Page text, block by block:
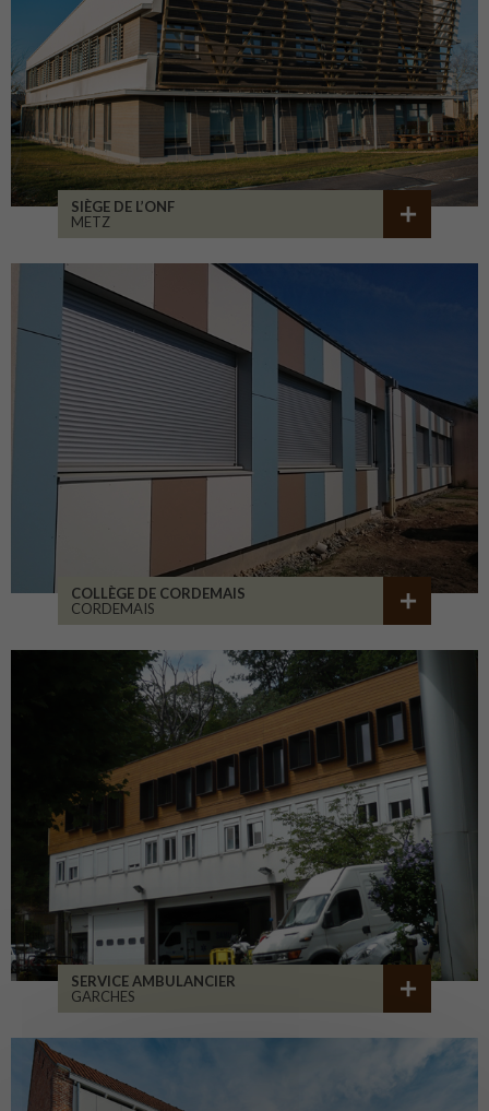
SIÈGE DE L’ONF
METZ
COLLÈGE DE CORDEMAIS
CORDEMAIS
SERVICE AMBULANCIER
GARCHES